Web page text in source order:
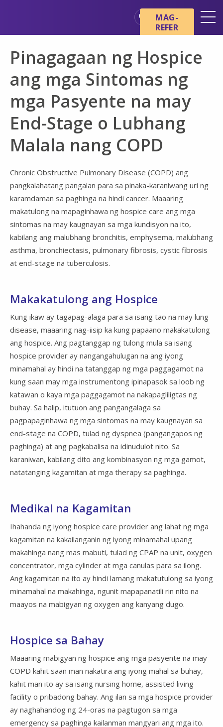
Mga Pangunahing Kaalaman
tungkol sa Hospice
Ang aming mga Serbisyo
Healthcare Professionals
Pamilya at Mga Tagapag-
alaga
MAG-
REFER
Pinagagaan ng Hospice
ang mga Sintomas ng
mga Pasyente na may
End-Stage o Lubhang
Malala nang COPD
Chronic Obstructive Pulmonary Disease (COPD) ang
pangkalahatang pangalan para sa pinaka-karaniwang uri ng
karamdaman sa paghinga na hindi cancer. Maaaring
makatulong na mapaginhawa ng hospice care ang mga
sintomas na may kaugnayan sa mga kundisyon na ito,
kabilang ang malubhang bronchitis, emphysema, malubhang
asthma, bronchiectasis, pulmonary fibrosis, cystic fibrosis
at end-stage na tuberculosis.
Makakatulong ang Hospice
Kung ikaw ay tagapag-alaga para sa isang tao na may lung
disease, maaaring nag-iisip ka kung papaano makakatulong
ang hospice. Ang pagtanggap ng tulong mula sa isang
hospice provider ay nangangahulugan na ang iyong
minamahal ay hindi na tatanggap ng mga paggagamot na
kung saan may mga instrumentong ipinapasok sa loob ng
katawan o kaya mga paggagamot na nakapagliligtas ng
buhay. Sa halip, itutuon ang pangangalaga sa
pagpapaginhawa ng mga sintomas na may kaugnayan sa
end-stage na COPD, tulad ng dyspnea (pangangapos ng
paghinga) at ang pagkabalisa na idinudulot nito. Sa
karaniwan, kabilang dito ang kombinasyon ng mga gamot,
natatanging kagamitan at mga therapy sa paghinga.
Medikal na Kagamitan
Ihahanda ng iyong hospice care provider ang lahat ng mga
kagamitan na kakailanganin ng iyong minamahal upang
makahinga nang mas mabuti, tulad ng CPAP na unit, oxygen
concentrator, mga cylinder at mga canulas para sa ilong.
Ang kagamitan na ito ay hindi lamang makatutulong sa iyong
minamahal na makahinga, ngunit mapapanatili rin nito na
maayos na mabigyan ng oxygen ang kanyang dugo.
Hospice sa Bahay
Maaaring mabigyan ng hospice ang mga pasyente na may
COPD kahit saan man nakatira ang iyong mahal sa buhay,
kahit man ito ay sa isang nursing home, assisted living
facility o pribadong bahay. Ang ilan sa mga hospice provider
ay naghahandog ng 24-oras na pagtugon sa mga
emergency sa paghinga kailanman mangyari ang mga ito.